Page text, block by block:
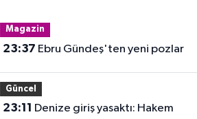
Magazin
23:37 Ebru Gündeş'ten yeni pozlar
Güncel
23:11